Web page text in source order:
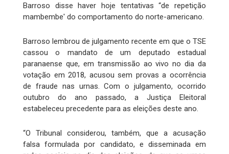
Barroso disse haver hoje tentativas “de repetição
mambembe' do comportamento do norte-americano.
Barroso lembrou de julgamento recente em que o TSE
cassou o mandato de um deputado estadual
paranaense que, em transmissão ao vivo no dia da
votação em 2018, acusou sem provas a ocorrência
de fraude nas urnas. Com o julgamento, ocorrido
outubro do ano passado, a Justiça Eleitoral
estabeleceu precedente para as eleições deste ano.
“O Tribunal considerou, também, que a acusação
falsa formulada por candidato, e disseminada em